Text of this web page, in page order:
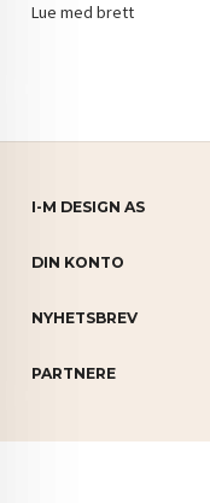
Lue med brett
I-M DESIGN AS
DIN KONTO
NYHETSBREV
PARTNERE